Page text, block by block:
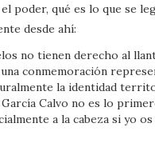
poder, qué es lo que se
desde ahí:
no tienen derecho al
conmemoración
la identidad
Calvo no es lo
a la cabeza si yo